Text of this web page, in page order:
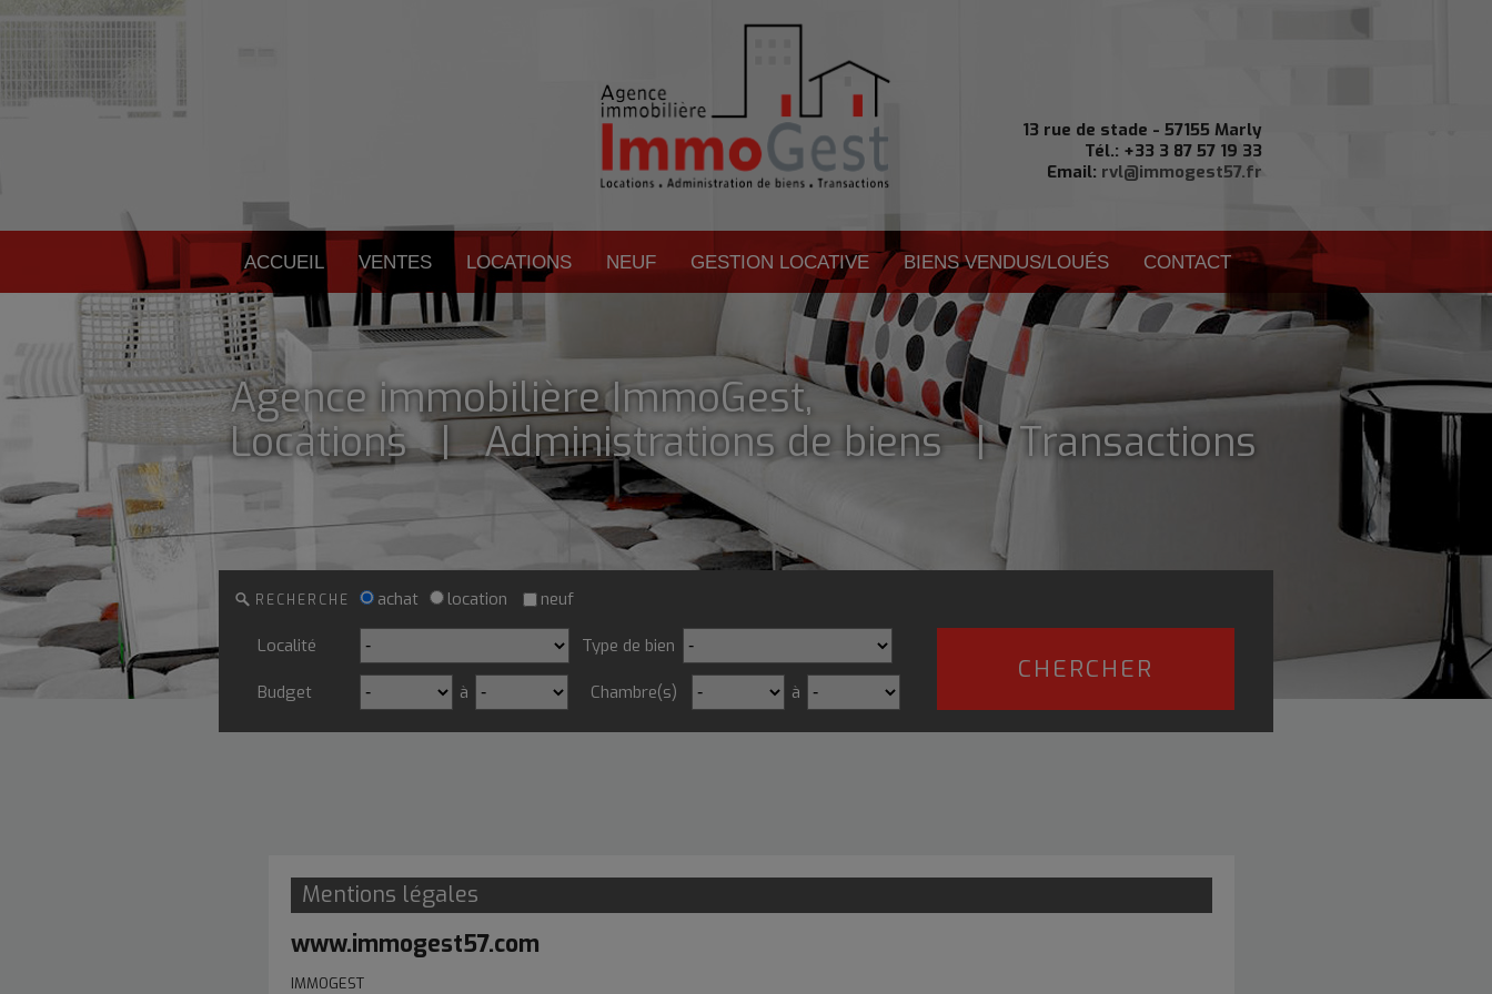
13 rue de stade - 57155 Marly
Tél.: +33 3 87 57 19 33
Email: rvl@immogest57.fr
ACCUEIL VENTES LOCATIONS NEUF GESTION LOCATIVE BIENS VENDUS/LOUÉS CONTACT
Agence immobilière ImmoGest,
Locations | Administrations de biens | Transactions
RECHERCHE achat location neuf
Localité Type de bien
Budget à Chambre(s) à
Mentions légales
www.immogest57.com
IMMOGEST